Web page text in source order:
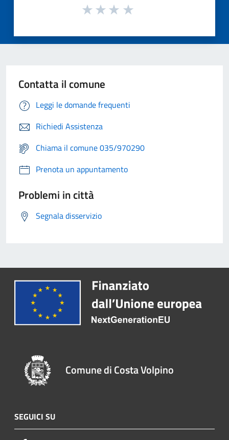
Contatta il comune
Leggi le domande frequenti
Richiedi Assistenza
Chiama il comune 035/970290
Prenota un appuntamento
Problemi in città
Segnala disservizio
Comune di Costa Volpino
SEGUICI SU